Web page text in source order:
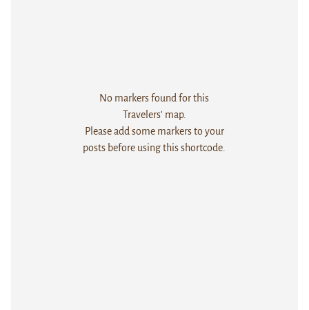
No markers found for this
Travelers' map.
Please add some markers to your
posts before using this shortcode.